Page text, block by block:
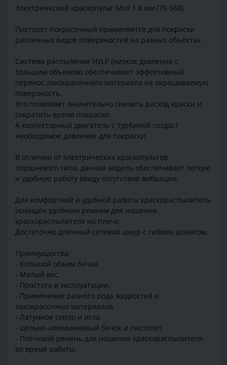
Электрический краскопульт Miol 1.8 мм (79-560).
Пистолет покрасочный применяется для покраски
различных видов поверхностей на разных объектах.
Система распыления HVLP (низкое давление с
большим объемом) обеспечивает эффективный
перенос лакокрасочного материала на окрашиваемую
поверхность.
Это позволяет значительно снизить расход краски и
сократить время покраски.
А коллекторный двигатель с турбиной создаст
необходимое давление для покраски.
В отличии от электрических краскопультов
поршневого типа, данная модель обеспечивает легкую
и удобную работу ввиду отсутствия вибрации.
Для комфортной и удобной работы краскораспылитель
оснащен удобным ремнем для ношения
краскораспылителя на плече.
Достаточно длинный сетевой шнур с гибким шлангом.
Преимущества:
- Большой объем бачка.
- Малый вес.
- Простота в эксплуатации.
- Применение разного рода жидкостей и
лакокрасочных материалов.
- Латунное сопло и игла.
- Цельно-алюминиевый бачок и пистолет.
- Плечевой ремень для ношения краскораспылителя
во время работы.